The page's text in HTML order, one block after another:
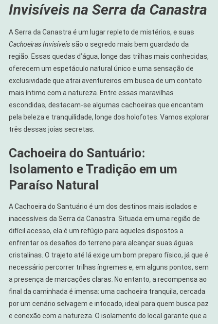
Invisíveis na Serra da Canastra
A Serra da Canastra é um lugar repleto de mistérios, e suas
Cachoeiras Invisíveissão o segredo mais bem guardado da
região. Essas quedas d’água, longe das trilhas mais conhecidas,
oferecem um espetáculo natural único e uma sensação de
exclusividade que atrai aventureiros em busca de um contato
mais íntimo com a natureza. Entre essas maravilhas
escondidas, destacam-se algumas cachoeiras que encantam
pela beleza e tranquilidade, longe dos holofotes. Vamos explorar
três dessas joias secretas.
Cachoeira do Santuário:
Isolamento e Tradição em um
Paraíso Natural
A Cachoeira do Santuário é um dos destinos mais isolados e
inacessíveis da Serra da Canastra. Situada em uma região de
difícil acesso, ela é um refúgio para aqueles dispostos a
enfrentar os desafios do terreno para alcançar suas águas
cristalinas. O trajeto até lá exige um bom preparo físico, já que é
necessário percorrer trilhas íngremes e, em alguns pontos, sem
a presença de marcações claras. No entanto, a recompensa ao
final da caminhada é imensa: uma cachoeira tranquila, cercada
por um cenário selvagem e intocado, ideal para quem busca paz
e conexão com a natureza. O isolamento do local garante que a